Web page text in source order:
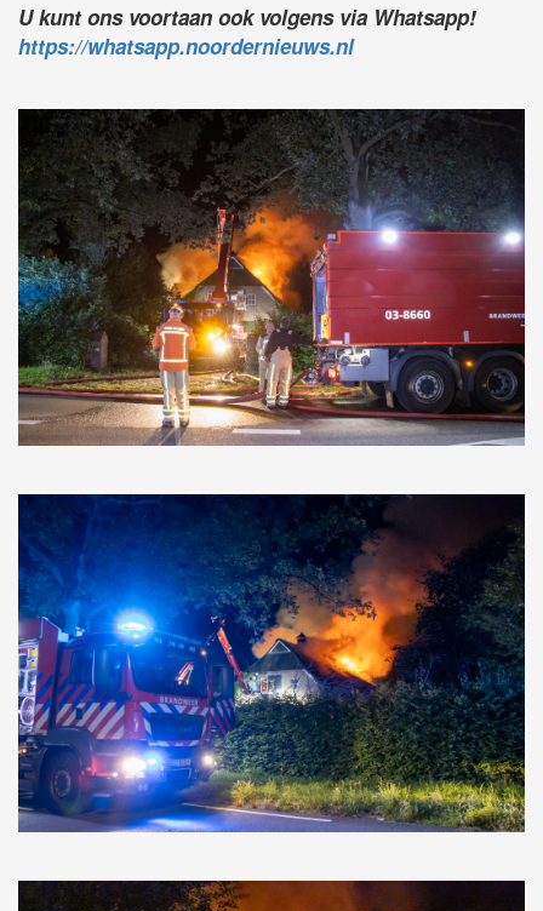
U kunt ons voortaan ook volgens via Whatsapp!
https://whatsapp.noordernieuws.nl